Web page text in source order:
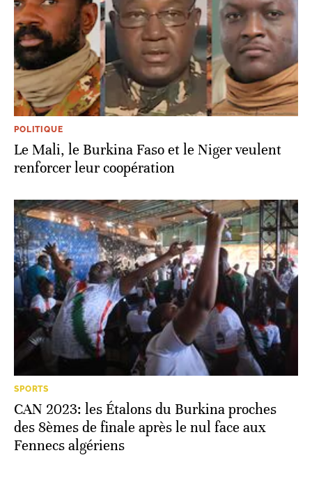
POLITIQUE
Le Mali, le Burkina Faso et le Niger veulent
renforcer leur coopération
SPORTS
CAN 2023: les Étalons du Burkina proches
des 8èmes de finale après le nul face aux
Fennecs algériens